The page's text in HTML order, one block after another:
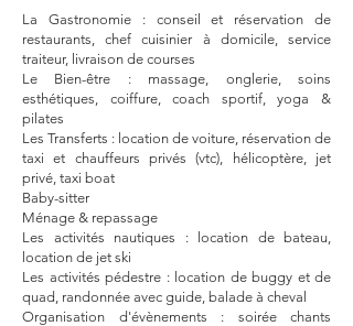
La Gastronomie : conseil et réservation de
restaurants, chef cuisinier à domicile, service
traiteur, livraison de courses
Le Bien-être : massage, onglerie, soins
esthétiques, coiffure, coach sportif, yoga &
pilates
Les Transferts : location de voiture, réservation de
taxi et chauffeurs privés (vtc), hélicoptère, jet
privé, taxi boat
Baby-sitter
Ménage & repassage
Les activités nautiques : location de bateau,
location de jet ski
Les activités pédestre : location de buggy et de
quad, randonnée avec guide, balade à cheval
Organisation d'évènements : soirée chants